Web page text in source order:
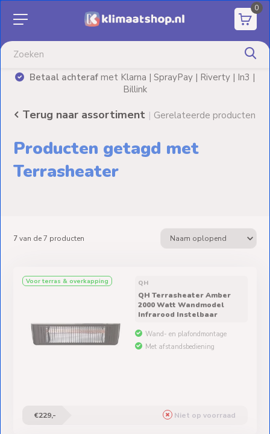
0
| SprayPay | Riverty | In3 |
Advies nodig? Neem
Aanbiedingen
verwarming
Elektrische
Boilers
Terrasverwarming
Ventilators
Weekendleveringen
Contact
Terug naar assortiment | Gerelateerde producten
Producten getagd met
Terrasheater
7van de7 producten
Voor terras & overkapping QH
QH Terrasheater Amber
2000 Watt Wandmodel
Infrarood Instelbaar
Wand- en plafondmontage
Met afstandsbediening
€229,- Niet op voorraad